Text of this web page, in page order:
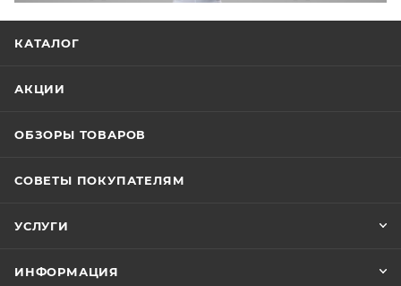
КАТАЛОГ
АКЦИИ
ОБЗОРЫ ТОВАРОВ
СОВЕТЫ ПОКУПАТЕЛЯМ
УСЛУГИ
ИНФОРМАЦИЯ